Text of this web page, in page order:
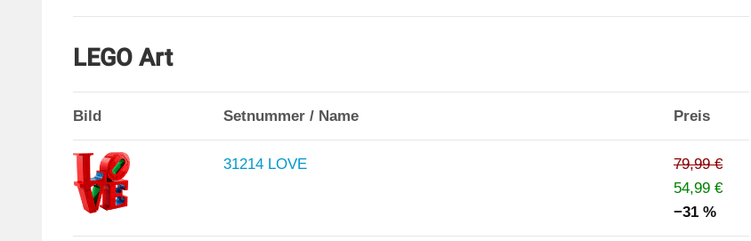
LEGO Art
Bild Setnummer / Name Preis
31214 LOVE
79,99 €
54,99 €
−31 %